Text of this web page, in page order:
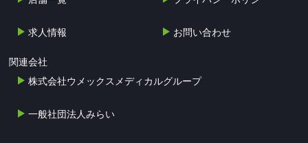
求人情報 お問い合わせ
関連会社
株式会社ウメックスメディカルグループ
一般社団法人みらい